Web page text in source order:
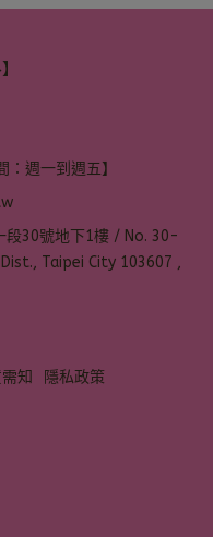
週一到週五】
段30號地下1樓 / No. 30-
Taipei City 103607 ,
知
隱私政策